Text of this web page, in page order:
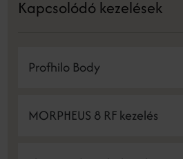
Kapcsolódó kezelések
Profhilo Body
MORPHEUS 8 RF kezelés